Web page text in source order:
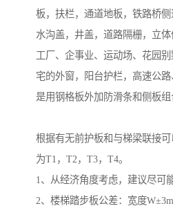
板，扶栏，通道地板，铁路桥
水沟盖，井盖，道路隔栅，立体
工厂、企事业、运动场、花园
宅的外窗，阳台护栏，高速公
是用钢格板外加防滑条和侧板组
根据有无前护板和与梯梁联接
为T1，T2，T3，T4。
1、从经济角度考虑，建议尽可
2、楼梯踏步板公差：宽度